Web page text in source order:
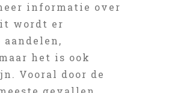
informatie over
wordt er
het is ook
Vooral door de